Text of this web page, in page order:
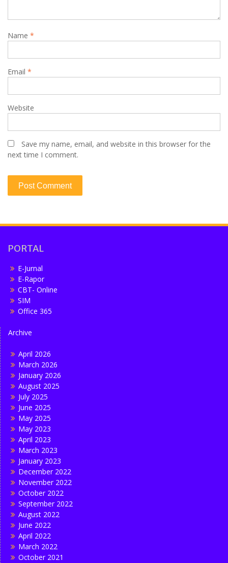
Name *
Email *
Website
Save my name, email, and website in this browser for the
next time I comment.
PORTAL
E-Jurnal
E-Rapor
CBT- Online
SIM
Office 365
Archive
April 2026
March 2026
January 2026
August 2025
July 2025
June 2025
May 2025
May 2023
April 2023
March 2023
January 2023
December 2022
November 2022
October 2022
September 2022
August 2022
June 2022
April 2022
March 2022
October 2021